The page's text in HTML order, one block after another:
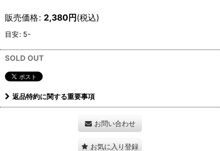
販売価格: 2,380円(税込)
目安: 5-
SOLD OUT
返品特約に関する重要事項
お問い合わせ
お気に入り登録